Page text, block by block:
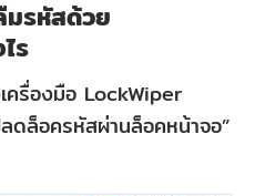
มรหัสด้วย
ร
ครื่องมือ LockWiper
ดล็อครหัสผ่านล็อคหน้าจอ”